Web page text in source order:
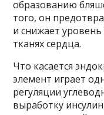
образованию
того, он
и снижает
тканях сердца.
Что касается
элемент играет
регуляции
выработку